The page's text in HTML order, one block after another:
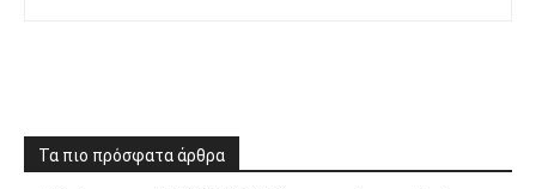
Τα πιο πρόσφατα άρθρα